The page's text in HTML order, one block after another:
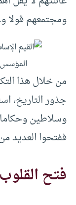
ومجتمعهم قولا
من خلال هذا
جذور التاريخ،
وسلاطين
ففتحوا العديد
فتح